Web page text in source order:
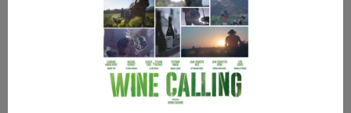
3,90€